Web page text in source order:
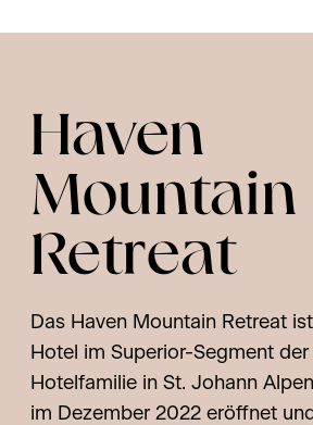
Haven
Mountain
Retreat
Das Haven Mountain Retreat
Hotel im Superior-Segment
Hotelfamilie in St. Johann
im Dezember 2022 eröffnet